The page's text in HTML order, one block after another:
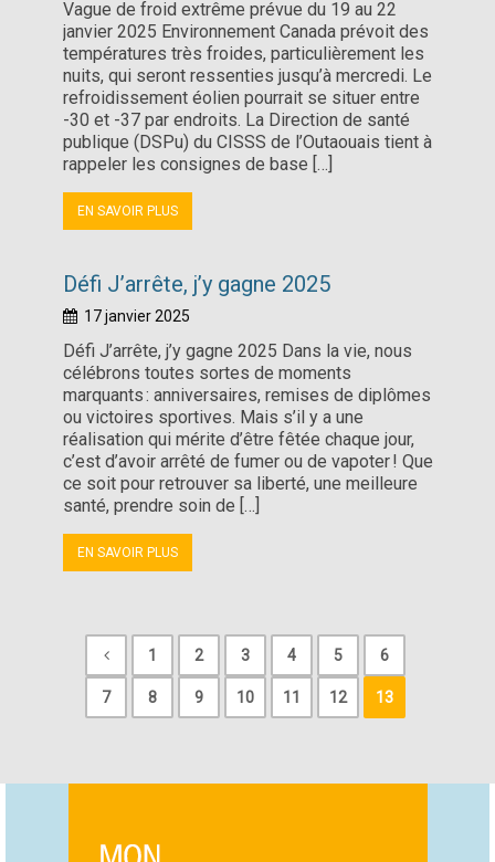
Vague de froid extrême prévue du 19 au 22
janvier 2025 Environnement Canada prévoit des
températures très froides, particulièrement les
nuits, qui seront ressenties jusqu’à mercredi. Le
refroidissement éolien pourrait se situer entre
-30 et -37 par endroits. La Direction de santé
publique (DSPu) du CISSS de l’Outaouais tient à
rappeler les consignes de base […]
EN SAVOIR PLUS
Défi J’arrête, j’y gagne 2025
17 janvier 2025
Défi J’arrête, j’y gagne 2025 Dans la vie, nous
célébrons toutes sortes de moments
marquants : anniversaires, remises de diplômes
ou victoires sportives. Mais s’il y a une
réalisation qui mérite d’être fêtée chaque jour,
c’est d’avoir arrêté de fumer ou de vapoter ! Que
ce soit pour retrouver sa liberté, une meilleure
santé, prendre soin de […]
EN SAVOIR PLUS
1 2 3 4 5 6
7 8 9 10 11 12 13